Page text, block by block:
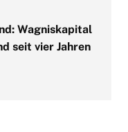
Wagniskapital
seit vier Jahren